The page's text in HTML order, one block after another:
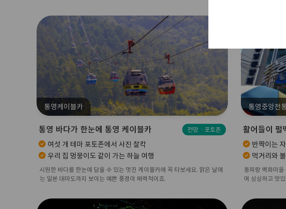
통영케이블카
통영 바다가 한눈에 통영 케이블카 전망ㆍ포토존
여섯 개 테마 포토존에서 사진 찰칵
우리 집 멍뭉이도 같이 가는 하늘 여행
시원한 바다를 한눈에 담을 수 있는 멋진 케이블카에 꼭 타보세요. 맑은 날에
는 일본 대마도까지 보이는 예쁜 풍경이 매력적이죠.
통영중앙전
활어들이 펄
반짝이는
먹거리와
동피랑 벽화마
며 싱싱하고 맛